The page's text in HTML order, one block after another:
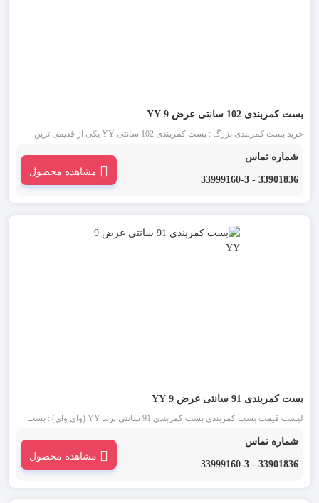
بست کمربندی 102 سانتی عرض 9 YY
خرید بست کمربندی بزرگ : بست کمربندی 102 سانتی YY یکی از قدیمی ترین
رنگ بست کمربندی سفید یا بی رنگ و بست کمربندی مشکی موجود می باشد.
شماره تماس
33901836 - 33999160-3
مشاهده محصول
بست کمربندی 91 سانتی عرض 9 YY
لیست قیمت بست کمربندی بست کمربندی 91 سانتی برند YY (وای وای) : بست
بازار است. این دسته از بست کمربندی در دو رنگ بست کمربندی سفید یا بی رنگ و
شماره تماس
33901836 - 33999160-3
مشاهده محصول